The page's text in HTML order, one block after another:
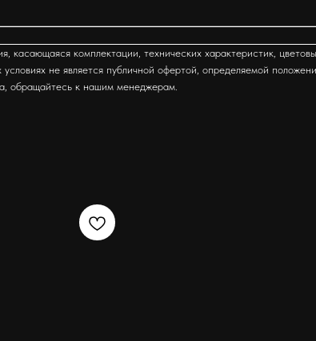
комплектации, технических характеристик,
не является публичной офертой, определяемой
обращайтесь к нашим менеджерам.